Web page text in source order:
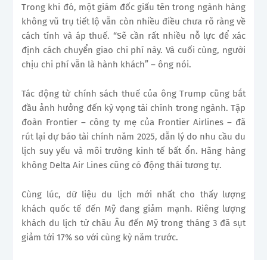
Trong khi đó, một giám đốc giấu tên trong ngành hàng
không vũ trụ tiết lộ vẫn còn nhiều điều chưa rõ ràng về
cách tính và áp thuế. “Sẽ cần rất nhiều nỗ lực để xác
định cách chuyển giao chi phí này. Và cuối cùng, người
chịu chi phí vẫn là hành khách” – ông nói.
Tác động từ chính sách thuế của ông Trump cũng bắt
đầu ảnh hưởng đến kỳ vọng tài chính trong ngành. Tập
đoàn Frontier – công ty mẹ của Frontier Airlines – đã
rút lại dự báo tài chính năm 2025, dẫn lý do nhu cầu du
lịch suy yếu và môi trường kinh tế bất ổn. Hãng hàng
không Delta Air Lines cũng có động thái tương tự.
Cùng lúc, dữ liệu du lịch mới nhất cho thấy lượng
khách quốc tế đến Mỹ đang giảm mạnh. Riêng lượng
khách du lịch từ châu Âu đến Mỹ trong tháng 3 đã sụt
giảm tới 17% so với cùng kỳ năm trước.